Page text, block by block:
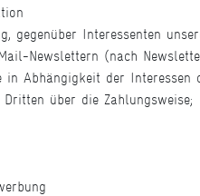
gegenüber Interessenten
Newslettern (nach
in Abhängigkeit der
Dritten über die